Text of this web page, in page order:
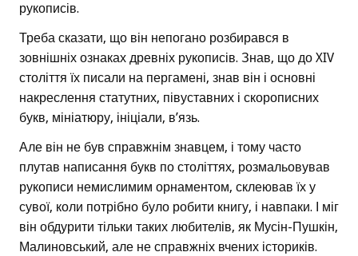
рукописів.
Треба сказати, що він непогано розбирався в
зовнішніх ознаках древніх рукописів. Знав, що до XIV
століття їх писали на пергамені, знав він і основні
накреслення статутних, півуставних і скорописних
букв, мініатюру, ініціали, в’язь.
Але він не був справжнім знавцем, і тому часто
плутав написання букв по століттях, розмальовував
рукописи немислимим орнаментом, склеював їх у
сувої, коли потрібно було робити книгу, і навпаки. І міг
він обдурити тільки таких любителів, як Мусін-Пушкін,
Малиновський, але не справжніх вчених істориків.